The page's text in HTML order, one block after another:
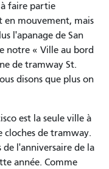
faire partie
en mouvement, mais
l'apanage de San
notre « Ville au bord
de tramway St.
disons que plus on
est la seule ville à
cloches de tramway.
l'anniversaire de la
année. Comme